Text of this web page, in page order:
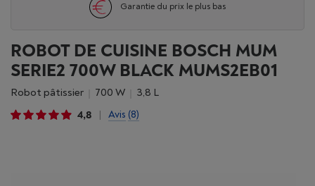
Garantie du prix le plus bas
ROBOT DE CUISINE BOSCH MUM
SERIE2 700W BLACK MUMS2EB01
Robot pâtissier 700 W
3,8 L
4,8
Avis (8)